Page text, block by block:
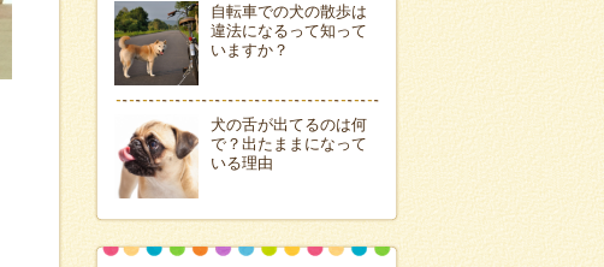
自転車での犬の散歩は
違法になるって知って
いますか？
犬の舌が出てるのは何
で？出たままになって
いる理由